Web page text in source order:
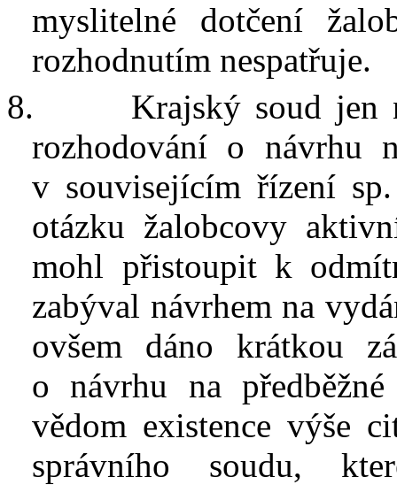
myslitelné dotčení
rozhodnutím nespatřuje.
8.
Krajský soud jen
rozhodování o návrhu
v souvisejícím řízení
otázku žalobcovy
mohl přistoupit k
zabýval návrhem na
ovšem dáno krátkou
o návrhu na
vědom existence výše
správního soudu,